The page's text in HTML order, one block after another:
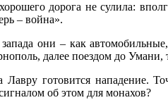
дорога не сулила:
– война».
они – как
далее поездом до Умани,
готовится нападение.
об этом для монахов?